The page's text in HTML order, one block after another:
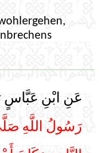
عَنِ ابْنِ عَبَّاسٍ
رَسُولُ اللَّهِ